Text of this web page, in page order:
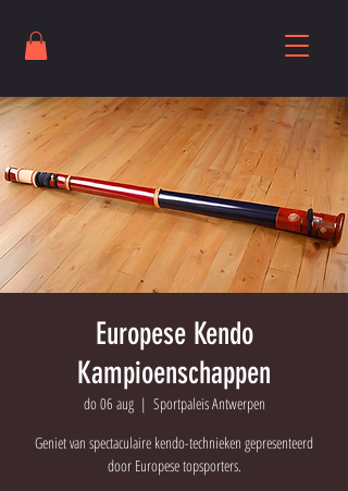
Europese Kendo
Kampioenschappen
do 06 aug
  |
Sportpaleis Antwerpen
Geniet van spectaculaire kendo-technieken gepresenteerd
door Europese topsporters.